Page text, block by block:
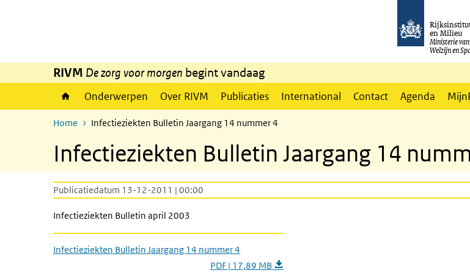
en Milieu
Ministerie
Welzijn en
RIVM De zorg voor morgen begint vandaag
Onderwerpen Over RIVM Publicaties International Contact Agenda
Home Infectieziekten Bulletin Jaargang 14 nummer 4
Infectieziekten Bulletin Jaargang 14
Publicatiedatum 13-12-2011 | 00:00
Infectieziekten Bulletin april 2003
Infectieziekten Bulletin Jaargang 14 nummer 4
PDF | 17,89 MB